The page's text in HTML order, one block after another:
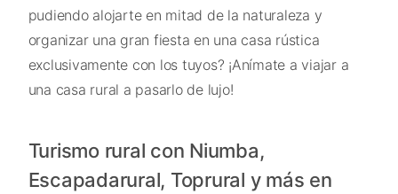
pudiendo alojarte en mitad de la naturaleza y
organizar una gran fiesta en una casa rústica
exclusivamente con los tuyos? ¡Anímate a viajar a
una casa rural a pasarlo de lujo!
Turismo rural con Niumba,
Escapadarural, Toprural y más en